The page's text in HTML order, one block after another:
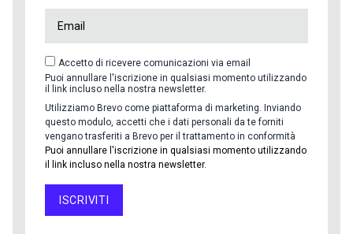
Accetto di ricevere comunicazioni via email
Puoi annullare l'iscrizione in qualsiasi momento utilizzando
il link incluso nella nostra newsletter.
Utilizziamo Brevo come piattaforma di marketing. Inviando
questo modulo, accetti che i dati personali da te forniti
vengano trasferiti a Brevo per il trattamento in conformità
Puoi annullare l'iscrizione in qualsiasi momento utilizzando
il link incluso nella nostra newsletter.
ISCRIVITI